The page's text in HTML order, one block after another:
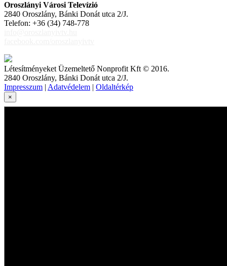
Oroszlányi Városi Televízió
2840 Oroszlány, Bánki Donát utca 2/J.
Telefon: +36 (34) 748-778
Létesítményeket Üzemeltető Nonprofit Kft © 2016.
2840 Oroszlány, Bánki Donát utca 2/J.
Impresszum | Adatvédelem | Oldaltérkép
×